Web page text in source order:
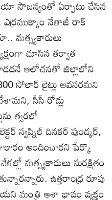
సౌజన్యంతో ఏర్పాటు చేసిన
ఎర్రముక్కాం నేతాజీ రాక్‌
మత్స్యకారులు
చూసిన తర్వాత
ఆలోచనతో జిల్లాలోని
సోలార్‌ లైట్లు అవసరమని
వేశామని, సీసీ రోడ్లు
త్వరలో
స్వప్నిల్‌ దినకర్‌ పుండ్కర్‌,
అందించారని పేర్కొ
మత్స్యకారులు సురక్షితం
ఉత్తరాంధ్ర రూపు
మంత్రి ఆశా భావం వ్యక్తం